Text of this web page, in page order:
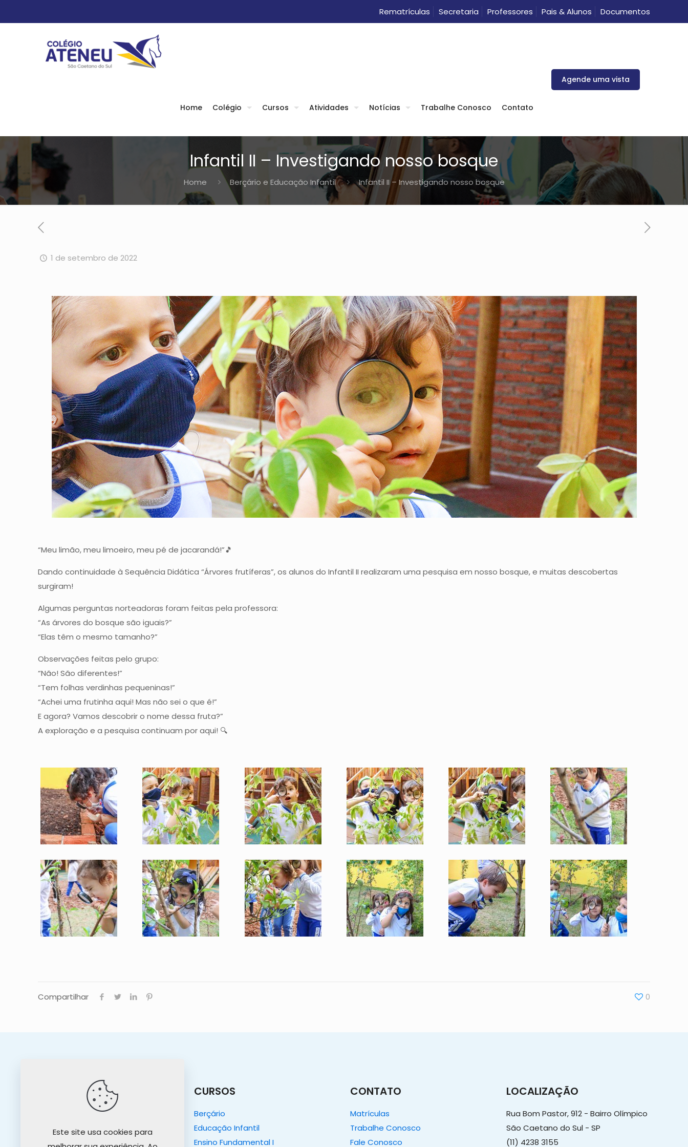
Rematrículas Secretaria Professores Pais & Alunos Documentos
Home Colégio Cursos Atividades Notícias Trabalhe Conosco Contato
Agende uma vista
Infantil II – Investigando nosso bosque
Home Berçário e Educação Infantil Infantil II – Investigando nosso bosque
1 de setembro de 2022
“Meu limão, meu limoeiro, meu pé de jacarandá!”🎵
Dando continuidade à Sequência Didática “Árvores frutíferas”, os alunos do Infantil II realizaram uma pesquisa em nosso bosque, e muitas descobertas
surgiram!
Algumas perguntas norteadoras foram feitas pela professora:
“As árvores do bosque são iguais?”
“Elas têm o mesmo tamanho?”
Observações feitas pelo grupo:
“Não! São diferentes!”
“Tem folhas verdinhas pequeninas!”
“Achei uma frutinha aqui! Mas não sei o que é!”
E agora? Vamos descobrir o nome dessa fruta?”
A exploração e a pesquisa continuam por aqui! 🔍
Compartilhar 0
O COLÉGIO
Nosso Propósito
Projeto Educativo
CURSOS
Berçário
Educação Infantil
Ensino Fundamental I
CONTATO
Matrículas
Trabalhe Conosco
Fale Conosco
LOCALIZAÇÃO
Rua Bom Pastor, 912 - Bairro Olímpico
São Caetano do Sul - SP
(11) 4238 3155
Este site usa cookies para